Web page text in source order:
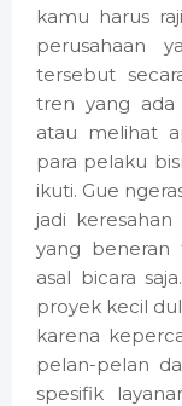
kamu harus
perusahaan
tersebut
tren yang
atau melihat
para pelaku
ikuti. Gue
jadi
yang beneran
asal bicara
proyek kecil
karena
pelan-pelan
spesifik